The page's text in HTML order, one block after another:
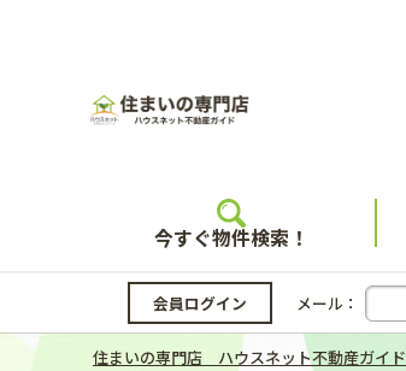
今すぐ物件検索！
会員ログイン メール：
住まいの専門店 ハウスネット不動産ガイド